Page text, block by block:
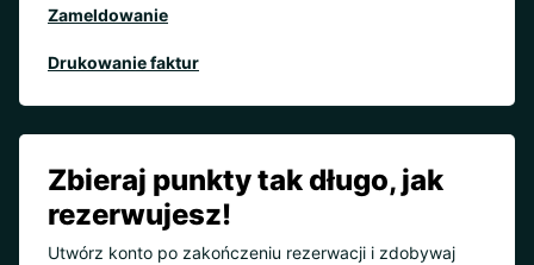
Zameldowanie
Drukowanie faktur
Zbieraj punkty tak długo, jak
rezerwujesz!
Utwórz konto po zakończeniu rezerwacji i zdobywaj